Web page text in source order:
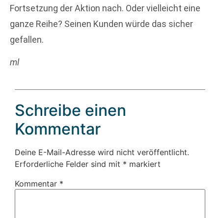
Fortsetzung der Aktion nach. Oder vielleicht eine
ganze Reihe? Seinen Kunden würde das sicher
gefallen.
ml
Schreibe einen
Kommentar
Deine E-Mail-Adresse wird nicht veröffentlicht.
Erforderliche Felder sind mit * markiert
Kommentar *